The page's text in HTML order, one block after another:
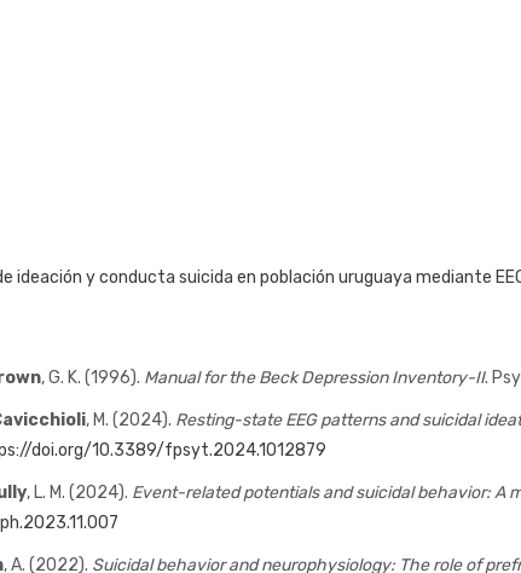
ideación y conducta suicida en población uruguaya mediante
, G. K. (1996). Manual for the Beck Depression Inventory-II.
, M. (2024). Resting-state EEG patterns and suicidal
doi.org/10.3389/fpsyt.2024.1012879
, L. M. (2024). Event-related potentials and suicidal behavior: A
, A. (2022). Suicidal behavior and neurophysiology: The role of